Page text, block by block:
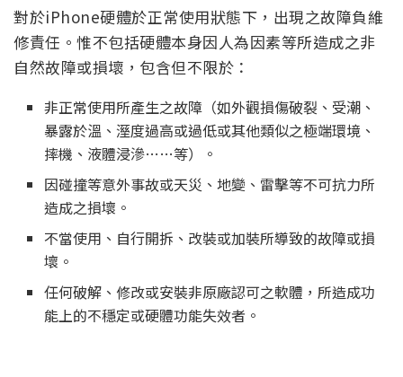
對於iPhone硬體於正常使用狀態下，出現之故障負維
修責任。惟不包括硬體本身因人為因素等所造成之非
自然故障或損壞，包含但不限於：
非正常使用所產生之故障（如外觀損傷破裂、受潮、
暴露於溫、溼度過高或過低或其他類似之極端環境、
摔機、液體浸滲……等）。
因碰撞等意外事故或天災、地變、雷擊等不可抗力所
造成之損壞。
不當使用、自行開拆、改裝或加裝所導致的故障或損
壞。
任何破解、修改或安裝非原廠認可之軟體，所造成功
能上的不穩定或硬體功能失效者。